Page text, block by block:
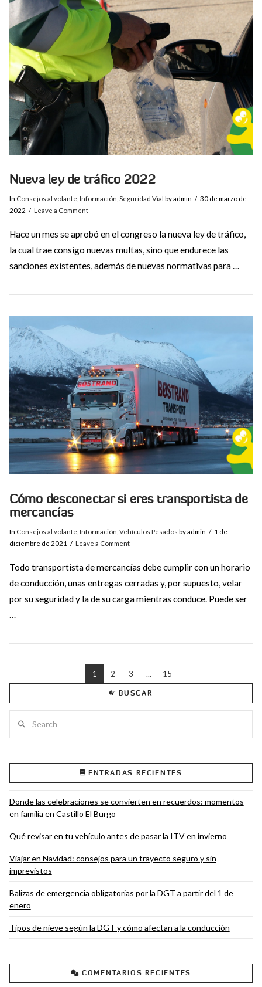
VIEW POST
VIEW POST
Nueva ley de tráfico 2022
In Consejos al volante Información Seguridad Vial by admin
30 de marzo de
2022
Leave a Comment
Hace un mes se aprobó en el congreso la nueva ley de tráfico,
la cual trae consigo nuevas multas, sino que endurece las
sanciones existentes, además de nuevas normativas para …
VIEW POST
Cómo desconectar si eres transportista de
mercancías
In Consejos al volante Información Vehículos Pesados by admin
1 de
diciembre de 2021
Leave a Comment
Todo transportista de mercancías debe cumplir con un horario
de conducción, unas entregas cerradas y, por supuesto, velar
por su seguridad y la de su carga mientras conduce. Puede ser
…
1 2 3 ... 15
BUSCAR
ENTRADAS RECIENTES
Donde las celebraciones se convierten en recuerdos: momentos
en familia en Castillo El Burgo
Qué revisar en tu vehículo antes de pasar la ITV en invierno
Viajar en Navidad: consejos para un trayecto seguro y sin
imprevistos
Balizas de emergencia obligatorias por la DGT a partir del 1 de
enero
Tipos de nieve según la DGT y cómo afectan a la conducción
COMENTARIOS RECIENTES